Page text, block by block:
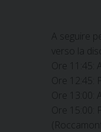
A seguire
verso la
Ore
Ore
Ore
Ore